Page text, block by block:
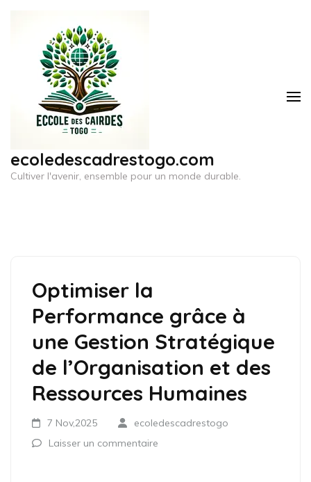
contenu
(Pressez
ecoledescadrestogo.com
Cultiver l'avenir, ensemble pour un monde durable.
Optimiser la
Performance grâce à
une Gestion Stratégique
de l’Organisation et des
Ressources Humaines
7 Nov,2025
ecoledescadrestogo
Laisser un commentaire